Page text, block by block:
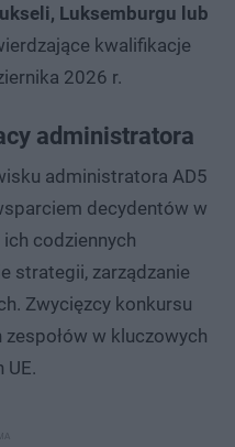
Luksemburgu lub
kwalifikacje
2026 r.
administratora
administratora AD5
decydentów w
codziennych
strategii, zarządzanie
Zwycięzcy konkursu
w kluczowych
UE.